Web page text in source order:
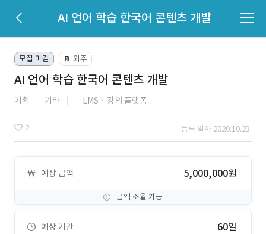
AI 언어 학습 한국어 콘텐츠 개발
모집 마감 📔 외주
AI 언어 학습 한국어 콘텐츠 개발
기획 기타 LMSㆍ강의 플랫폼
2 등록 일자 2020.10.23.
예상 금액 5,000,000원
금액 조율 가능
예상 기간 60일